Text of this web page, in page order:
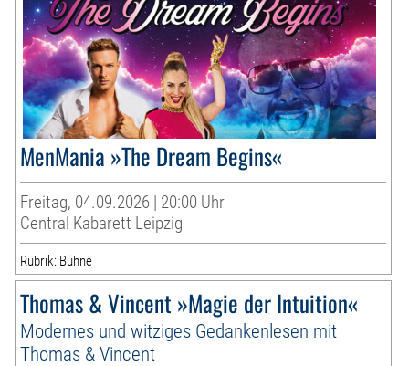
MenMania »The Dream Begins«
Freitag, 04.09.2026 | 20:00 Uhr
Central Kabarett Leipzig
Rubrik: Bühne
Thomas & Vincent »Magie der Intuition«
Modernes und witziges Gedankenlesen mit
Thomas & Vincent